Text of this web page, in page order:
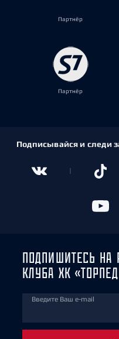
Партнёр
Партнёр
Подписывайся и следи
ПОДПИШИТЕСЬ НА
КЛУБА ХК
Введите Ваш e-mail